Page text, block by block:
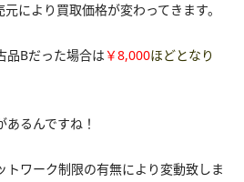
により買取価格が変わってきます。
品Bだった場合は ￥8,000ほどとなり
るんですね！
トワーク制限の有無により変動致しま